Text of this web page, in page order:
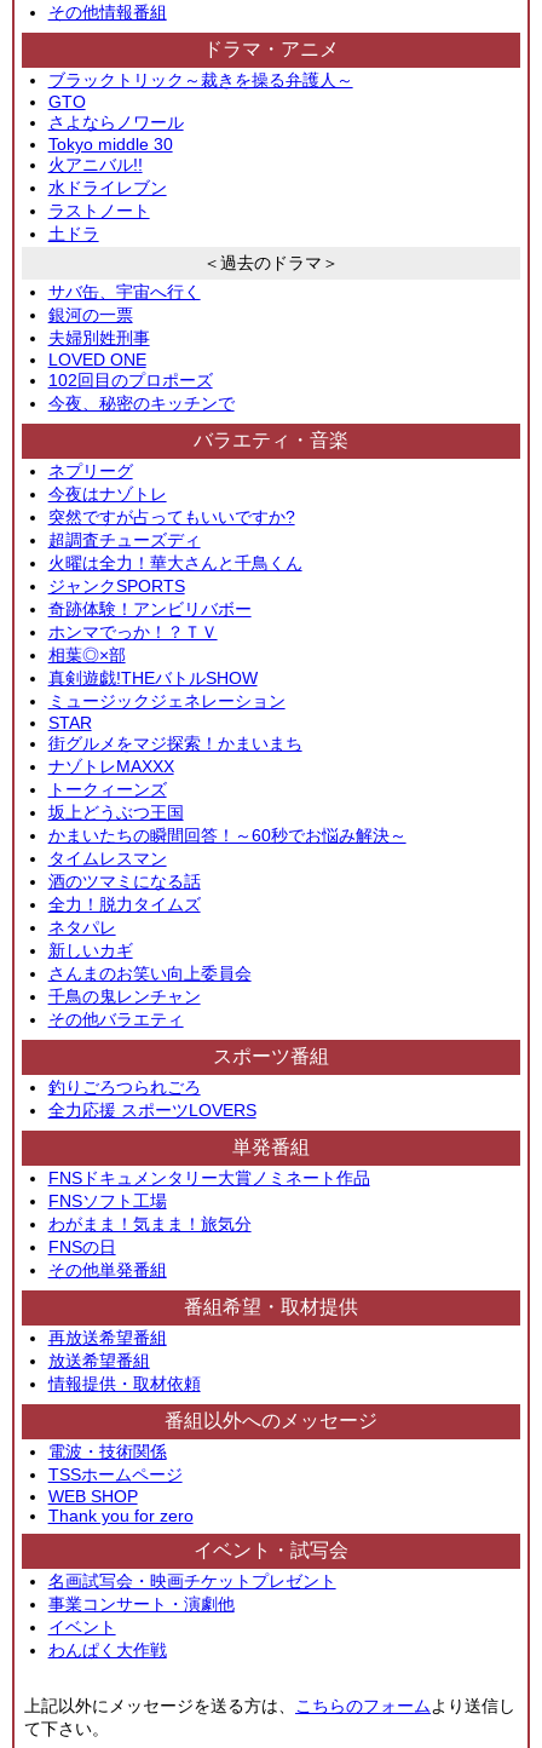
その他情報番組
ドラマ・アニメ
ブラックトリック～裁きを操る弁護人～
GTO
さよならノワール
Tokyo middle 30
火アニバル!!
水ドライレブン
ラストノート
土ドラ
＜過去のドラマ＞
サバ缶、宇宙へ行く
銀河の一票
夫婦別姓刑事
LOVED ONE
102回目のプロポーズ
今夜、秘密のキッチンで
バラエティ・音楽
ネプリーグ
今夜はナゾトレ
突然ですが占ってもいいですか?
超調査チューズディ
火曜は全力！華大さんと千鳥くん
ジャンクSPORTS
奇跡体験！アンビリバボー
ホンマでっか！？ＴＶ
相葉◎×部
真剣遊戯!THEバトルSHOW
ミュージックジェネレーション
STAR
街グルメをマジ探索！かまいまち
ナゾトレMAXXX
トークィーンズ
坂上どうぶつ王国
かまいたちの瞬間回答！～60秒でお悩み解決～
タイムレスマン
酒のツマミになる話
全力！脱力タイムズ
ネタパレ
新しいカギ
さんまのお笑い向上委員会
千鳥の鬼レンチャン
その他バラエティ
スポーツ番組
釣りごろつられごろ
全力応援 スポーツLOVERS
単発番組
FNSドキュメンタリー大賞ノミネート作品
FNSソフト工場
わがまま！気まま！旅気分
FNSの日
その他単発番組
番組希望・取材提供
再放送希望番組
放送希望番組
情報提供・取材依頼
番組以外へのメッセージ
電波・技術関係
TSSホームページ
WEB SHOP
Thank you for zero
イベント・試写会
名画試写会・映画チケットプレゼント
事業コンサート・演劇他
イベント
わんぱく大作戦
上記以外にメッセージを送る方は、 こちらのフォームより送信し
て下さい。